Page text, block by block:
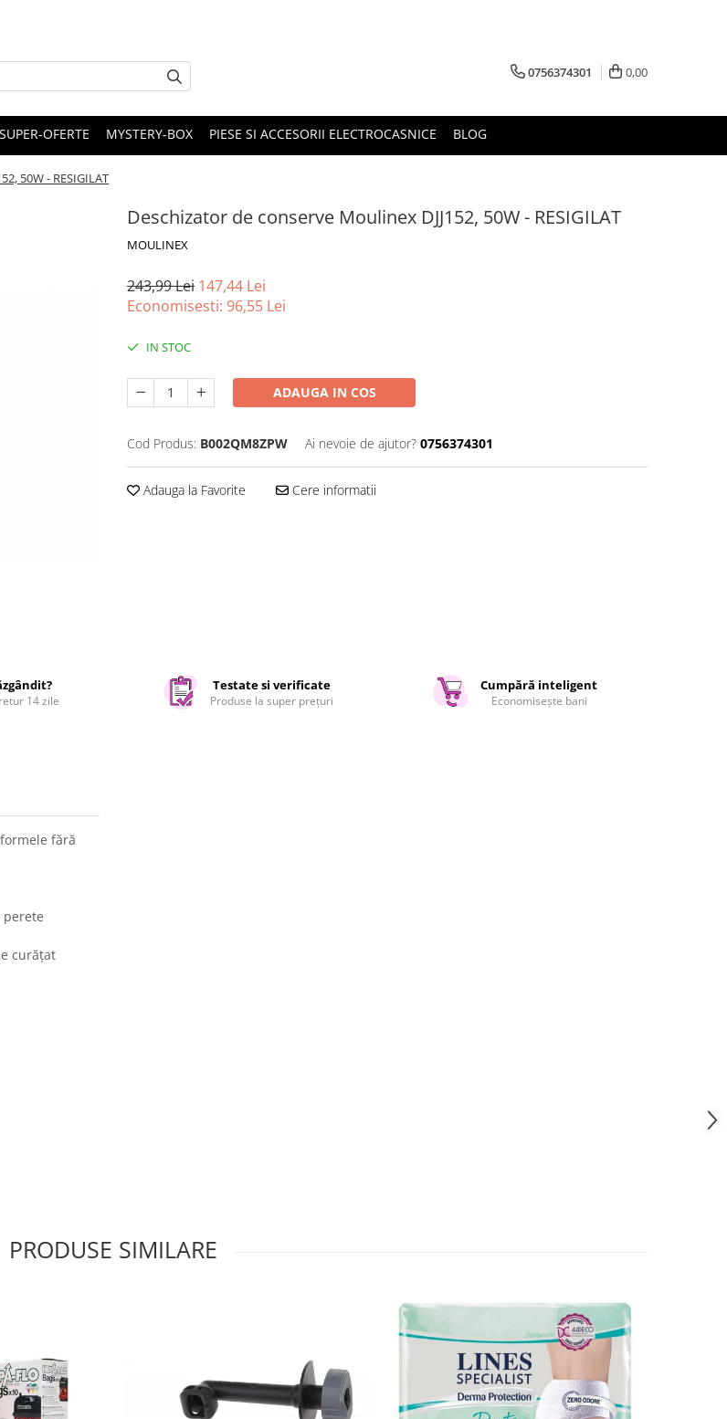
0756374301 0,00
SUPER-OFERTE MYSTERY-BOX PIESE SI ACCESORII ELECTROCASNICE BLOG
50W - RESIGILAT
Deschizator de conserve Moulinex DJJ152, 50W - RESIGILAT
MOULINEX
243,99 Lei 147,44 Lei
Economisesti: 96,55 Lei
IN STOC
ADAUGA IN COS
Cod Produs: B002QM8ZPW Ai nevoie de ajutor? 0756374301
Adauga la Favorite Cere informatii
14 zile
Testate si verificate
Produse la super prețuri
Cumpără inteligent
Economisește bani
fără
curățat
PRODUSE SIMILARE